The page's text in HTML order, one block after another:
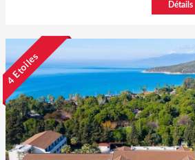
Détails
4 Etoiles